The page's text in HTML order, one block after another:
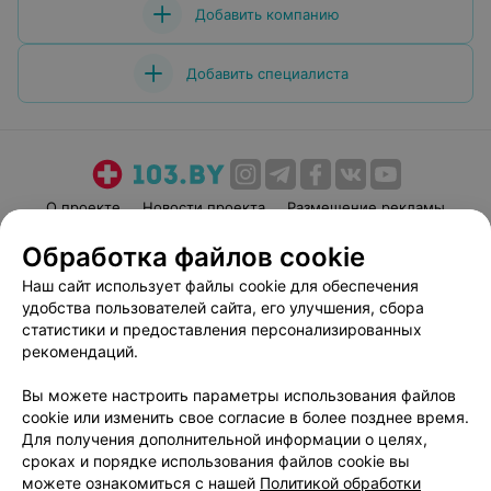
Добавить компанию
Добавить специалиста
О проекте Новости проекта
Размещение рекламы
Пользовательское соглашение
Способы оплаты
Вакансии
Партнеры
Написать руководителю 103.by
Персональные настройки cookie
Обработка персональных данных
Обработка файлов cookie
Наш сайт использует файлы cookie для обеспечения
удобства пользователей сайта, его улучшения, сбора
статистики и предоставления персонализированных
рекомендаций.
Вы можете настроить параметры использования файлов
cookie или изменить свое согласие в более позднее время.
Для получения дополнительной информации о целях,
сроках и порядке использования файлов cookie вы
можете ознакомиться с нашей Политикой обработки